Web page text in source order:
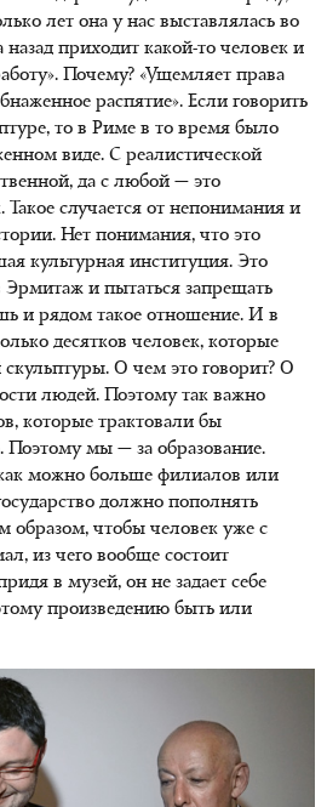
лет она у нас выставлялась во
назад приходит какой-то человек и
Почему? «Ущемляет права
распятие». Если говорить
то в Риме в то время было
виде. С реалистической
да с любой — это
случается от непонимания и
Нет понимания, что это
культурная институция. Это
и пытаться запрещать
и рядом такое отношение. И в
десятков человек, которые
О чем это говорит? О
людей. Поэтому так важно
которые трактовали бы
Поэтому мы — за образование.
можно больше филиалов или
должно пополнять
образом, чтобы человек уже с
из чего вообще состоит
в музей, он не задает себе
произведению быть или